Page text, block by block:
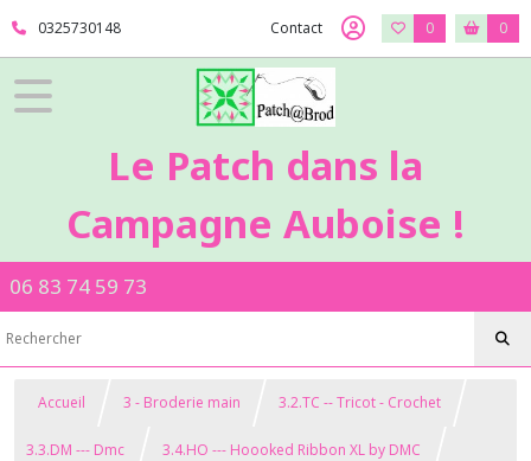
0325730148 Contact 0 0
Le Patch dans la
Campagne Auboise !
06 83 74 59 73
Accueil 3 - Broderie main 3.2.TC -- Tricot - Crochet
3.3.DM --- Dmc 3.4.HO --- Hoooked Ribbon XL by DMC